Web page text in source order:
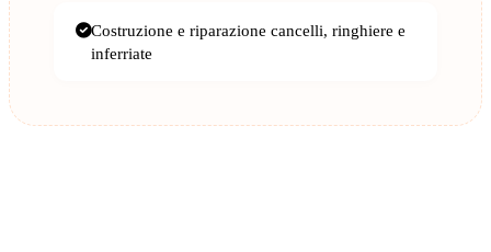
Costruzione e riparazione cancelli, ringhiere e
inferriate